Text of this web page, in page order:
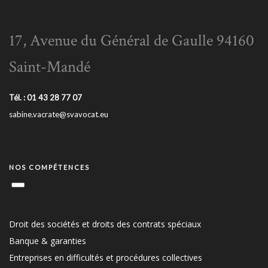
17, Avenue du Général de Gaulle 94160
Saint-Mandé
Tél. : 01 43 28 77 07
sabine.vacrate@svavocat.eu
NOS COMPÉTENCES
Droit des sociétés et droits des contrats spéciaux
Banque & garanties
Entreprises en difficultés et procédures collectives